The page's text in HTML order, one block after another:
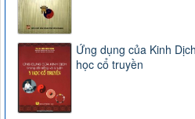
Ứng dụng của Kinh
học cổ truyền